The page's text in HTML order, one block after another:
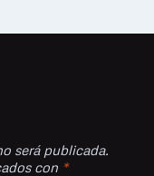
será publicada.
con *